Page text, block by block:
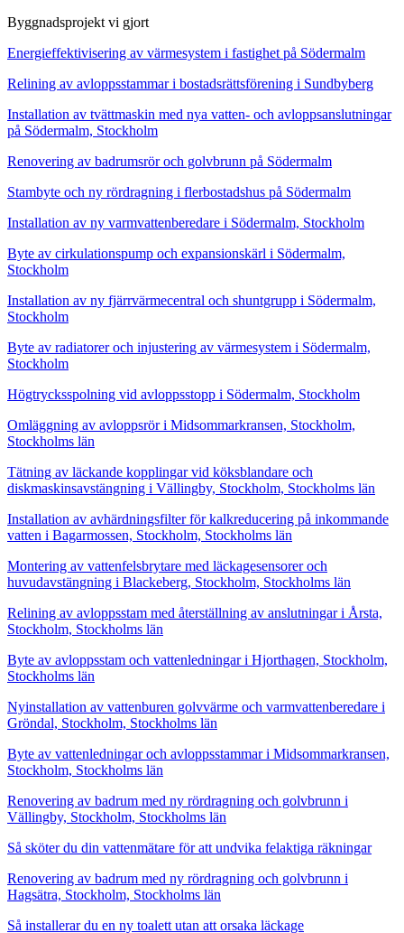
Byggnadsprojekt vi gjort
Energieffektivisering av värmesystem i fastighet på Södermalm
Relining av avloppsstammar i bostadsrättsförening i Sundbyberg
Installation av tvättmaskin med nya vatten- och avloppsanslutningar
på Södermalm, Stockholm
Renovering av badrumsrör och golvbrunn på Södermalm
Stambyte och ny rördragning i flerbostadshus på Södermalm
Installation av ny varmvattenberedare i Södermalm, Stockholm
Byte av cirkulationspump och expansionskärl i Södermalm,
Stockholm
Installation av ny fjärrvärmecentral och shuntgrupp i Södermalm,
Stockholm
Byte av radiatorer och injustering av värmesystem i Södermalm,
Stockholm
Högtrycksspolning vid avloppsstopp i Södermalm, Stockholm
Omläggning av avloppsrör i Midsommarkransen, Stockholm,
Stockholms län
Tätning av läckande kopplingar vid köksblandare och
diskmaskinsavstängning i Vällingby, Stockholm, Stockholms län
Installation av avhärdningsfilter för kalkreducering på inkommande
vatten i Bagarmossen, Stockholm, Stockholms län
Montering av vattenfelsbrytare med läckagesensorer och
huvudavstängning i Blackeberg, Stockholm, Stockholms län
Relining av avloppsstam med återställning av anslutningar i Årsta,
Stockholm, Stockholms län
Byte av avloppsstam och vattenledningar i Hjorthagen, Stockholm,
Stockholms län
Nyinstallation av vattenburen golvvärme och varmvattenberedare i
Gröndal, Stockholm, Stockholms län
Byte av vattenledningar och avloppsstammar i Midsommarkransen,
Stockholm, Stockholms län
Renovering av badrum med ny rördragning och golvbrunn i
Vällingby, Stockholm, Stockholms län
Så sköter du din vattenmätare för att undvika felaktiga räkningar
Renovering av badrum med ny rördragning och golvbrunn i
Hagsätra, Stockholm, Stockholms län
Så installerar du en ny toalett utan att orsaka läckage